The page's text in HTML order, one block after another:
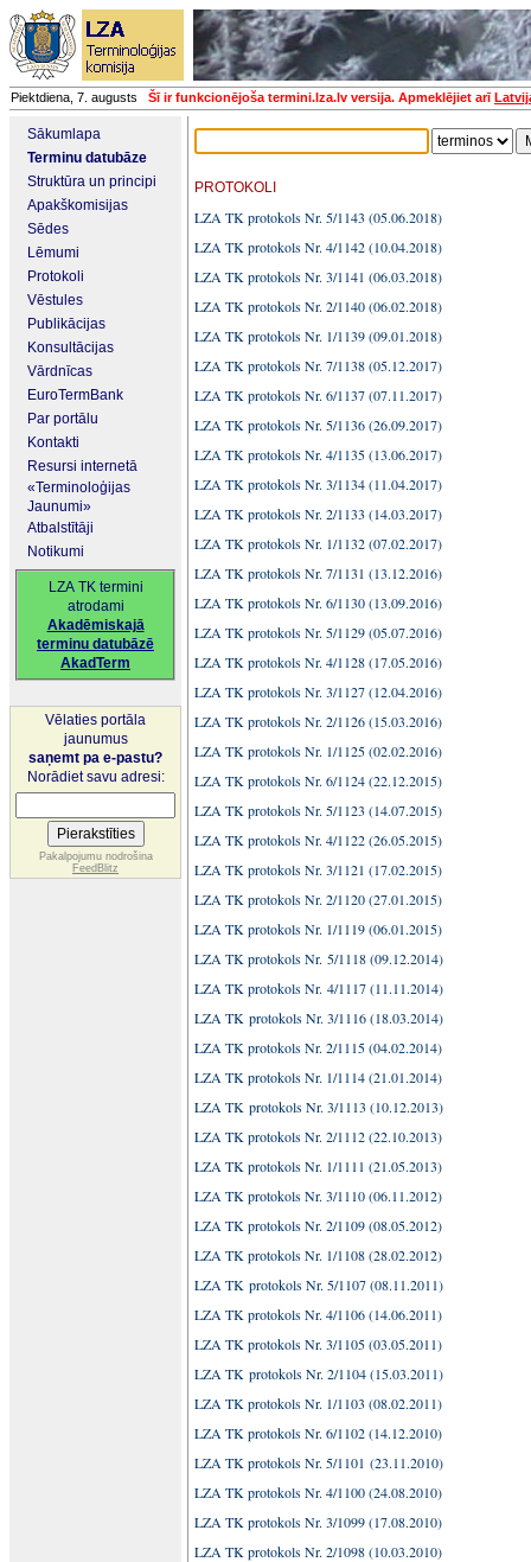
Piektdiena, 7. augusts Šī ir funkcionējoša termini.lza.lv versija. Apmeklējiet arī
Sākumlapa
Terminu datubāze
Struktūra un principi
Apakškomisijas
Sēdes
Lēmumi
Protokoli
Vēstules
Publikācijas
Konsultācijas
Vārdnīcas
EuroTermBank
Par portālu
Kontakti
Resursi internetā
«Terminoloģijas
Jaunumi»
Atbalstītāji
Notikumi
LZA TK termini
atrodami
Akadēmiskajā
terminu datubāzē
AkadTerm
Vēlaties portāla
jaunumus
saņemt pa e-pastu?
Norādiet savu adresi:
Pakalpojumu nodrošina
FeedBlitz
PROTOKOLI
LZA TK protokols Nr. 5/1143 (05.06.2018)
LZA TK protokols Nr. 4/1142 (10.04.2018)
LZA TK protokols Nr. 3/1141 (06.03.2018)
LZA TK protokols Nr. 2/1140 (06.02.2018)
LZA TK protokols Nr. 1/1139 (09.01.2018)
LZA TK protokols Nr. 7/1138 (05.12.2017)
LZA TK protokols Nr. 6/1137 (07.11.2017)
LZA TK protokols Nr. 5/1136 (26.09.2017)
LZA TK protokols Nr. 4/1135 (13.06.2017)
LZA TK protokols Nr. 3/1134 (11.04.2017)
LZA TK protokols Nr. 2/1133 (14.03.2017)
LZA TK protokols Nr. 1/1132 (07.02.2017)
LZA TK protokols Nr. 7/1131 (13.12.2016)
LZA TK protokols Nr. 6/1130 (13.09.2016)
LZA TK protokols Nr. 5/1129 (05.07.2016)
LZA TK protokols Nr. 4/1128 (17.05.2016)
LZA TK protokols Nr. 3/1127 (12.04.2016)
LZA TK protokols Nr. 2/1126 (15.03.2016)
LZA TK protokols Nr. 1/1125 (02.02.2016)
LZA TK protokols Nr. 6/1124 (22.12.2015)
LZA TK protokols Nr. 5/1123 (14.07.2015)
LZA TK protokols Nr. 4/1122 (26.05.2015)
LZA TK protokols Nr. 3/1121 (17.02.2015)
LZA TK protokols Nr. 2/1120 (27.01.2015)
LZA TK protokols Nr. 1/1119 (06.01.2015)
LZA TK protokols Nr. 5/1118 (09.12.2014)
LZA TK protokols Nr. 4/1117 (11.11.2014)
LZA TK protokols Nr. 3/1116 (18.03.2014)
LZA TK protokols Nr. 2/1115 (04.02.2014)
LZA TK protokols Nr. 1/1114 (21.01.2014)
LZA TK protokols Nr. 3/1113 (10.12.2013)
LZA TK protokols Nr. 2/1112 (22.10.2013)
LZA TK protokols Nr. 1/1111 (21.05.2013)
LZA TK protokols Nr. 3/1110 (06.11.2012)
LZA TK protokols Nr. 2/1109 (08.05.2012)
LZA TK protokols Nr. 1/1108 (28.02.2012)
LZA TK protokols Nr. 5/1107 (08.11.2011)
LZA TK protokols Nr. 4/1106 (14.06.2011)
LZA TK protokols Nr. 3/1105(03.05.2011)
LZA TK protokols Nr. 2/1104(15.03.2011)
LZA TK protokols Nr. 1/1103 (08.02.2011)
LZA TK protokols Nr. 6/1102 (14.12.2010)
LZA TK protokols Nr. 5/1101 (23.11.2010)
LZA TK protokols Nr. 4/1100 (24.08.2010)
LZA TK protokols Nr. 3/1099 (17.08.2010)
LZA TK protokols Nr. 2/1098 (10.03.2010)